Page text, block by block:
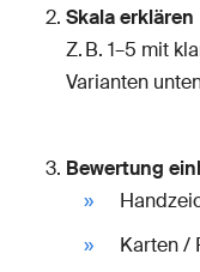
Skala erklären
Z. B. 1–5 mit
Varianten
Bewertung
Karten /